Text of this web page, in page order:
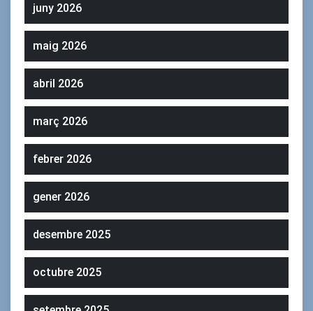
juny 2026
maig 2026
abril 2026
març 2026
febrer 2026
gener 2026
desembre 2025
octubre 2025